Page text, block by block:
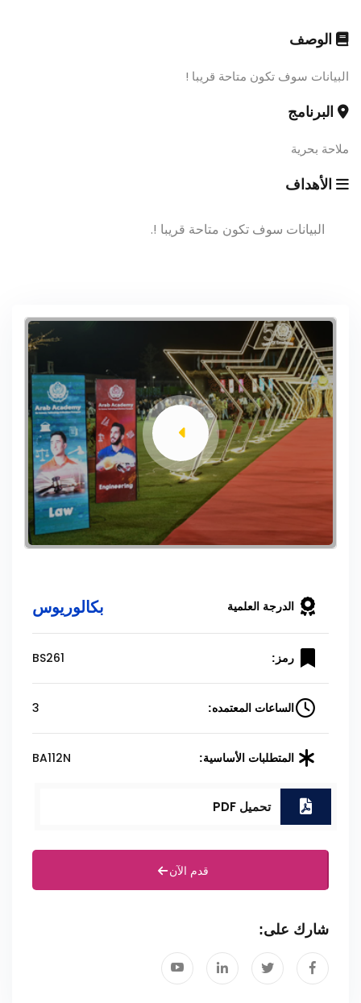
الوصف
البيانات سوف تكون متاحة قريبا !
البرنامج
ملاحة بحرية
الأهداف
البيانات سوف تكون متاحة قريبا !.
الدرجة العلمية بكالوريوس
رمز: BS261
الساعات المعتمده: 3
المتطلبات الأساسية: BA112N
تحميل PDF
قدم الآن
شارك على: